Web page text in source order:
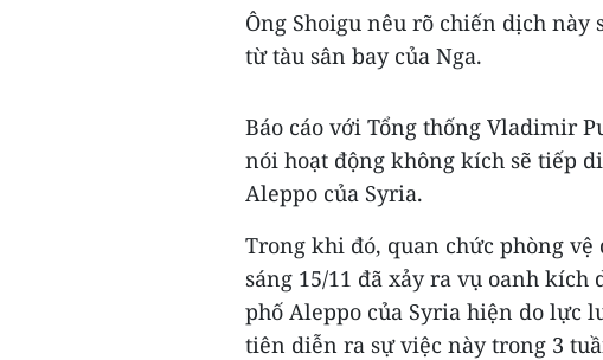
Ông Shoigu nêu rõ chiến dịch
từ tàu sân bay của Nga.
Báo cáo với Tổng thống Vladimir
nói hoạt động không kích sẽ tiếp
Aleppo của Syria.
Trong khi đó, quan chức phòng
sáng 15/11 đã xảy ra vụ oanh
phố Aleppo của Syria hiện do lực
tiên diễn ra sự việc này trong 3